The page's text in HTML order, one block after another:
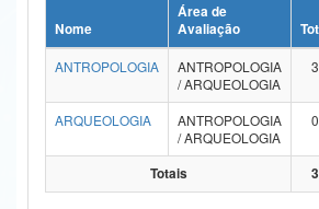
Ministério da Ciência, Tecnologia, Inovações e
Ministério do Meio Ambiente
Ministério do Turismo
Ministério do Desenvolvimento Regional
Nome
Área de
Avaliação
ANTROPOLOGIA
ANTROPOLOGIA
/ ARQUEOLOGIA
3
ARQUEOLOGIA
ANTROPOLOGIA
/ ARQUEOLOGIA
0
Totais 3